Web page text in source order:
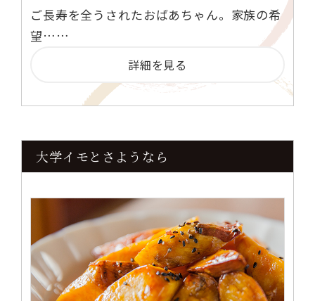
ご長寿を全うされたおばあちゃん。家族の希
望……
詳細を見る
大学イモとさようなら